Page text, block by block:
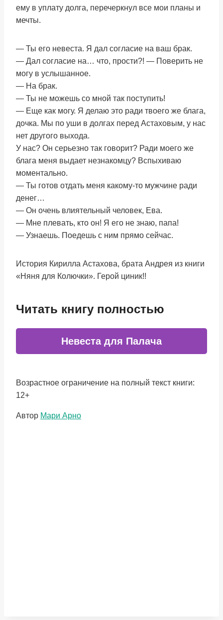
ему в уплату долга, перечеркнул все мои планы и
мечты.
— Ты его невеста. Я дал согласие на ваш брак.
— Дал согласие на… что, прости?! — Поверить не
могу в услышанное.
— На брак.
— Ты не можешь со мной так поступить!
— Еще как могу. Я делаю это ради твоего же блага,
дочка. Мы по уши в долгах перед Астаховым, у нас
нет другого выхода.
У нас? Он серьезно так говорит? Ради моего же
блага меня выдает незнакомцу? Вспыхиваю
моментально.
— Ты готов отдать меня какому-то мужчине ради
денег…
— Он очень влиятельный человек, Ева.
— Мне плевать, кто он! Я его не знаю, папа!
— Узнаешь. Поедешь с ним прямо сейчас.
История Кирилла Астахова, брата Андрея из книги
«Няня для Колючки». Герой циник!!
Читать книгу полностью
Невеста для Палача
Возрастное ограничение на полный текст книги:
12+
Метки
Автор Мари Арно